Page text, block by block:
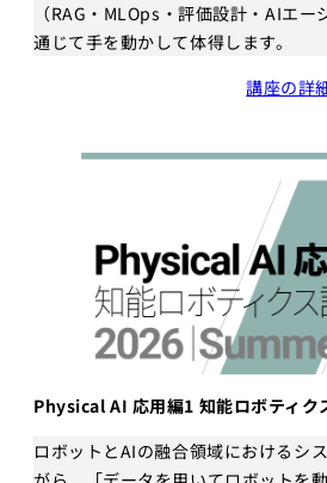
（RAG・MLOps・評価設計・AIエ
通じて手を動かして体得します。
講座の詳
Physical AI 応用編1 知能ロボティ
ロボットとAIの融合領域におけるシ